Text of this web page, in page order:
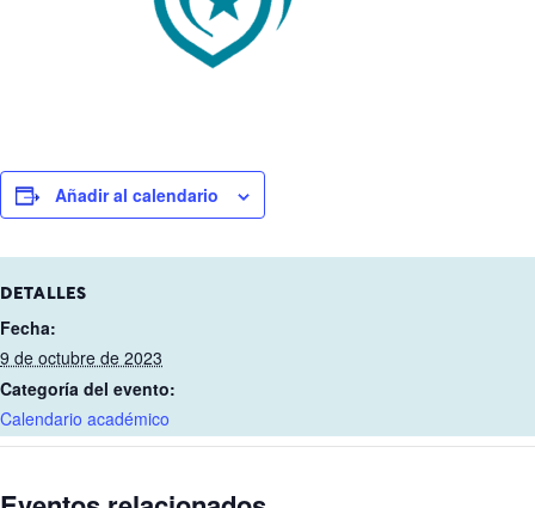
Añadir al calendario
DETALLES
Fecha:
9 de octubre de 2023
Categoría del evento:
Calendario académico